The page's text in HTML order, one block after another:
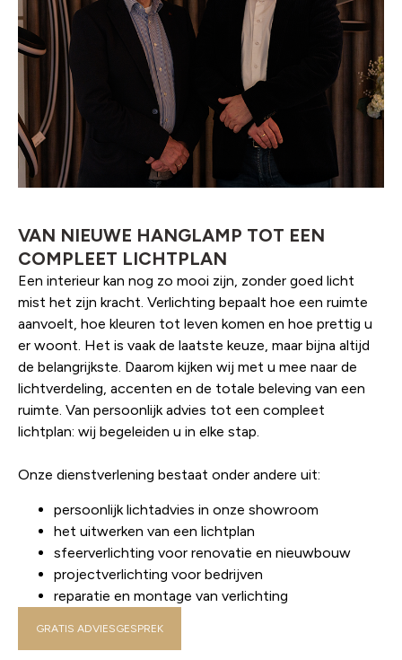
VAN NIEUWE HANGLAMP TOT EEN
COMPLEET LICHTPLAN
Een interieur kan nog zo mooi zijn, zonder goed licht
mist het zijn kracht. Verlichting bepaalt hoe een ruimte
aanvoelt, hoe kleuren tot leven komen en hoe prettig u
er woont. Het is vaak de laatste keuze, maar bijna altijd
de belangrijkste. Daarom kijken wij met u mee naar de
lichtverdeling, accenten en de totale beleving van een
ruimte. Van persoonlijk advies tot een compleet
lichtplan: wij begeleiden u in elke stap.
Onze dienstverlening bestaat onder andere uit:
persoonlijk lichtadvies in onze showroom
het uitwerken van een lichtplan
sfeerverlichting voor renovatie en nieuwbouw
projectverlichting voor bedrijven
reparatie en montage van verlichting
GRATIS ADVIESGESPREK